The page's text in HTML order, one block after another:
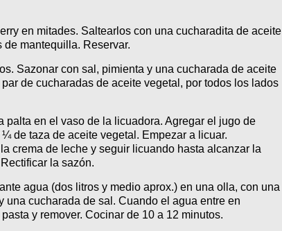
en mitades. Saltearlos con una cucharadita de aceite
mantequilla. Reservar.
Sazonar con sal, pimienta y una cucharada de aceite
de cucharadas de aceite vegetal, por todos los lados
palta en el vaso de la licuadora. Agregar el jugo de
¼ de taza de aceite vegetal. Empezar a licuar.
crema de leche y seguir licuando hasta alcanzar la
la sazón.
agua (dos litros y medio aprox.) en una olla, con una
una cucharada de sal. Cuando el agua entre en
y remover. Cocinar de 10 a 12 minutos.